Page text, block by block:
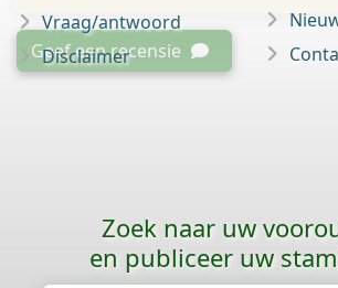
Geef een recensie
Vraag/antwoord
Disclaimer
Zoek naar uw
en publiceer uw